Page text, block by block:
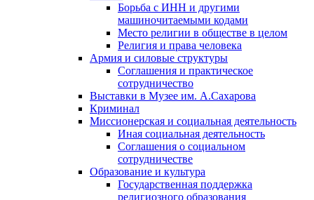
Борьба с ИНН и другими
машиночитаемыми кодами
Место религии в обществе в целом
Религия и права человека
Армия и силовые структуры
Соглашения и практическое
сотрудничество
Выставки в Музее им. А.Сахарова
Криминал
Миссионерская и социальная деятельность
Иная социальная деятельность
Соглашения о социальном
сотрудничестве
Образование и культура
Государственная поддержка
религиозного образования